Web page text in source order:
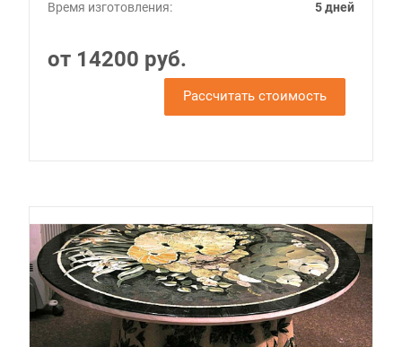
Время изготовления: 5 дней
от 14200 руб.
Рассчитать стоимость